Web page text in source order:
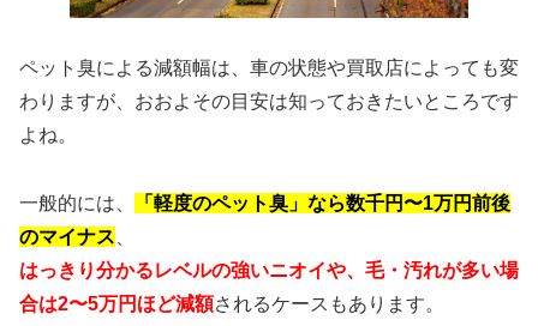
ペット臭による減額幅は、車の状態や買取店によっても変
わりますが、おおよその目安は知っておきたいところです
よね。
一般的には、
「軽度のペット臭」なら数千円〜1万円前後
のマイナス
はっきり分かるレベルの強いニオイや、毛・汚れが多い場
合は2〜5万円ほど減額されるケースもあります。